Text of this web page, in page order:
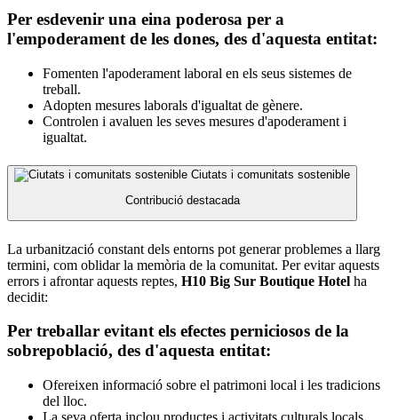
Per esdevenir una eina poderosa per a
l'empoderament de les dones, des d'aquesta entitat:
Fomenten l'apoderament laboral en els seus sistemes de
treball.
Adopten mesures laborals d'igualtat de gènere.
Controlen i avaluen les seves mesures d'apoderament i
igualtat.
Ciutats i comunitats sostenible
Contribució destacada
La urbanització constant dels entorns pot generar problemes a llarg
termini, com oblidar la memòria de la comunitat. Per evitar aquests
errors i afrontar aquests reptes, H10 Big Sur Boutique Hotel ha
decidit:
Per treballar evitant els efectes perniciosos de la
sobrepoblació, des d'aquesta entitat:
Ofereixen informació sobre el patrimoni local i les tradicions
del lloc.
La seva oferta inclou productes i activitats culturals locals.